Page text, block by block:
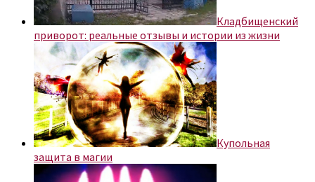
Кладбищенский
приворот: реальные отзывы и истории из жизни
Купольная
защита в магии